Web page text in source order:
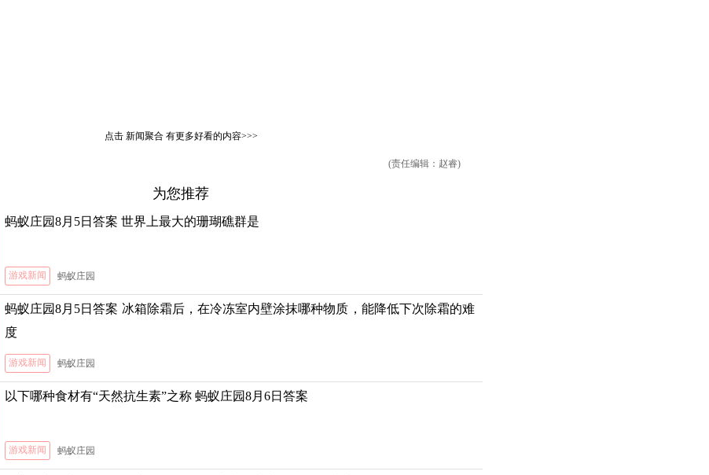
点击 新闻聚合有更多好看的内容>>>
(责任编辑：赵睿)
为您推荐
蚂蚁庄园8月5日答案 世界上最大的珊瑚礁群是
游戏新闻 蚂蚁庄园
蚂蚁庄园8月5日答案 冰箱除霜后，在冷冻室内壁涂抹哪种物质，能降低下次除霜的难
度
游戏新闻 蚂蚁庄园
以下哪种食材有“天然抗生素”之称 蚂蚁庄园8月6日答案
游戏新闻 蚂蚁庄园